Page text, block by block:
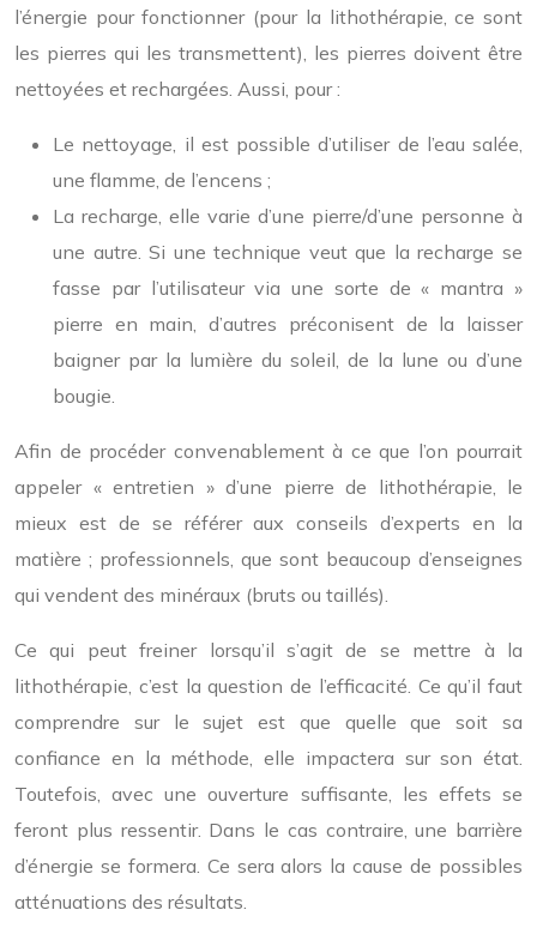
l’énergie pour fonctionner (pour la lithothérapie, ce sont
les pierres qui les transmettent), les pierres doivent être
nettoyées et rechargées. Aussi, pour :
Le nettoyage, il est possible d’utiliser de l’eau salée,
une flamme, de l’encens ;
La recharge, elle varie d’une pierre/d’une personne à
une autre. Si une technique veut que la recharge se
fasse par l’utilisateur via une sorte de « mantra »
pierre en main, d’autres préconisent de la laisser
baigner par la lumière du soleil, de la lune ou d’une
bougie.
Afin de procéder convenablement à ce que l’on pourrait
appeler « entretien » d’une pierre de lithothérapie, le
mieux est de se référer aux conseils d’experts en la
matière ; professionnels, que sont beaucoup d’enseignes
qui vendent des minéraux (bruts ou taillés).
Ce qui peut freiner lorsqu’il s’agit de se mettre à la
lithothérapie, c’est la question de l’efficacité. Ce qu’il faut
comprendre sur le sujet est que quelle que soit sa
confiance en la méthode, elle impactera sur son état.
Toutefois, avec une ouverture suffisante, les effets se
feront plus ressentir. Dans le cas contraire, une barrière
d’énergie se formera. Ce sera alors la cause de possibles
atténuations des résultats.